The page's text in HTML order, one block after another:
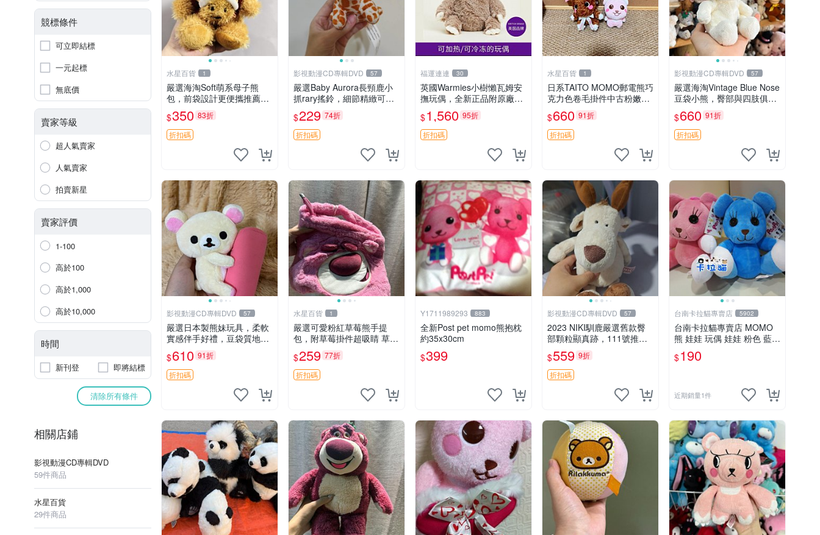
競標條件
可立即結標
一元起標
無底價
賣家等級
超人氣賣家
人氣賣家
拍賣新星
賣家評價
1-100
高於100
高於1,000
高於10,000
時間
新刊登 即將結標
清除所有條件
相關店鋪
影視動漫CD專輯DVD
59件商品
水星百貨
29件商品
水星百貨 1
嚴選海淘Soft萌系母子熊
包，前袋設計更便攜推薦收
藏 母子熊 軟綿綿 包包
$350 83折
折扣碼
影視動漫CD專輯DVD 57
嚴選Baby Aurora長頸鹿小
抓rary搖鈴，細節精緻可聆
聽清脆鈴音 軟萌可愛 定制
紀念 金屬搖鈴 新手媽咪推
薦 長頸鹿 抓rary 搖鈴
$229 74折
折扣碼
福運連連 30
英國Warmies小樹懶瓦姆安
撫玩偶，全新正品附原廠吊
牌與防塵袋，內藏薰衣草可
加熱，適合各個年齡層，冷
暖兩用享受抱抱樂趣，不容
錯過嚴選好物 溫暖 冷感
$1,560 95折
折扣碼
水星百貨 1
日系TAITO MOMO郵電熊巧
克力色卷毛掛件中古粉嫩玩
偶微瑕推薦 postpet momo
郵電熊 中古玩偶
$660 91折
折扣碼
影視動漫CD專輯DVD 57
嚴選海淘Vintage Blue Nose
豆袋小熊，臀部與四肢俱
全，坐高11公分，附原盒與
吊牌收藏。藍鼻子小熊，值
得擁有 玩具 憶熊
$660 91折
折扣碼
影視動漫CD專輯DVD 57
嚴選日本製熊妹玩具，柔軟
實感伴手好禮，豆袋質地手
感佳，抱枕小熊 recom 推薦
白色豆袋 玩具
$610 91折
折扣碼
水星百貨 1
嚴選可愛粉紅草莓熊手提
包，附草莓掛件超吸睛 草莓
熊手提包 草莓掛件 可愛port
unese
$259 77折
折扣碼
Y1711989293 883
全新Post pet momo熊抱枕
約35x30cm
$399
影視動漫CD專輯DVD 57
2023 NIKI馴鹿嚴選舊款臀
部顆粒顯真跡，111號推薦
珍藏品 馴鹿 舊款 尾巴顆粒
$559 9折
折扣碼
台南卡拉貓專賣店 5902
台南卡拉貓專賣店 MOMO
熊 娃娃 玩偶 娃娃 粉色 藍色
2色分售
$190
近期銷量1件